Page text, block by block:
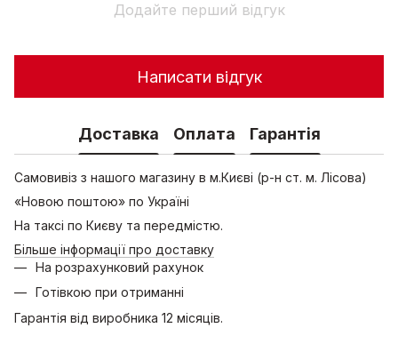
Додайте перший відгук
Написати відгук
Доставка Оплата Гарантія
Самовивіз з нашого магазину в м.Києві (р-н ст. м. Лісова)
«Новою поштою» по Україні
На таксі по Києву та передмістю.
Більше інформації про доставку
На розрахунковий рахунок
Готівкою при отриманні
Гарантія від виробника 12 місяців.